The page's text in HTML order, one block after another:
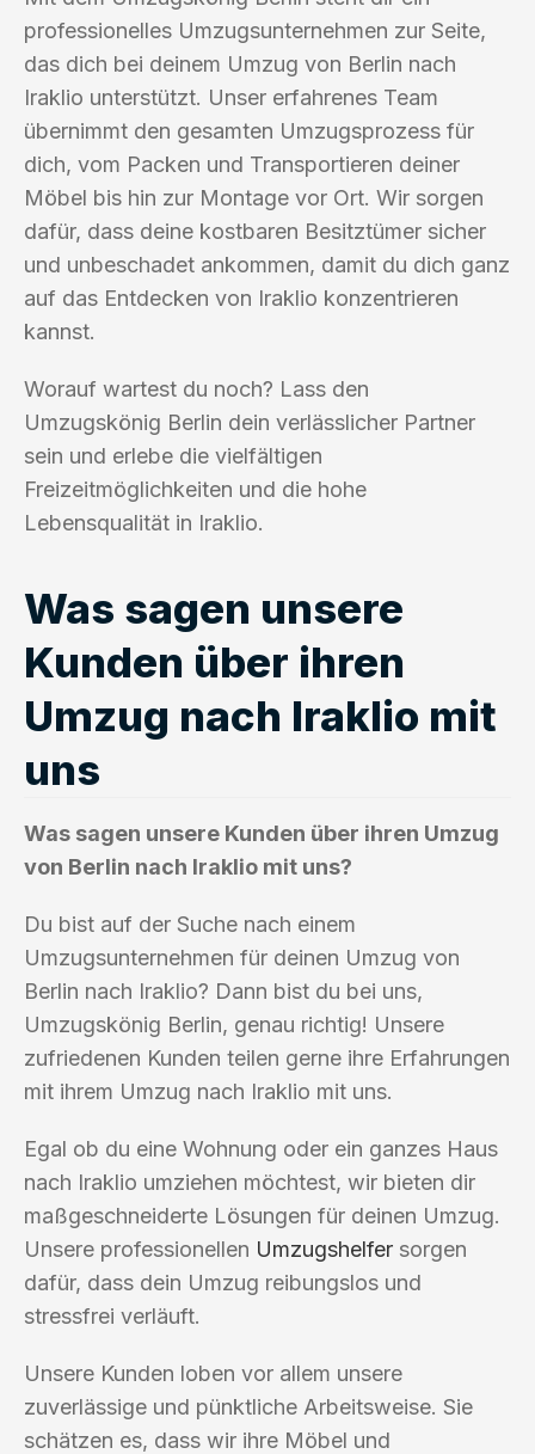
professionelles Umzugsunternehmen zur Seite,
das dich bei deinem Umzug von Berlin nach
Iraklio unterstützt. Unser erfahrenes Team
übernimmt den gesamten Umzugsprozess für
dich, vom Packen und Transportieren deiner
Möbel bis hin zur Montage vor Ort. Wir sorgen
dafür, dass deine kostbaren Besitztümer sicher
und unbeschadet ankommen, damit du dich ganz
auf das Entdecken von Iraklio konzentrieren
kannst.
Worauf wartest du noch? Lass den
Umzugskönig Berlin dein verlässlicher Partner
sein und erlebe die vielfältigen
Freizeitmöglichkeiten und die hohe
Lebensqualität in Iraklio.
Was sagen unsere
Kunden über ihren
Umzug nach Iraklio mit
uns
Was sagen unsere Kunden über ihren Umzug
von Berlin nach Iraklio mit uns?
Du bist auf der Suche nach einem
Umzugsunternehmen für deinen Umzug von
Berlin nach Iraklio? Dann bist du bei uns,
Umzugskönig Berlin, genau richtig! Unsere
zufriedenen Kunden teilen gerne ihre Erfahrungen
mit ihrem Umzug nach Iraklio mit uns.
Egal ob du eine Wohnung oder ein ganzes Haus
nach Iraklio umziehen möchtest, wir bieten dir
maßgeschneiderte Lösungen für deinen Umzug.
Unsere professionellen Umzugshelfer sorgen
dafür, dass dein Umzug reibungslos und
stressfrei verläuft.
Unsere Kunden loben vor allem unsere
zuverlässige und pünktliche Arbeitsweise. Sie
schätzen es, dass wir ihre Möbel und